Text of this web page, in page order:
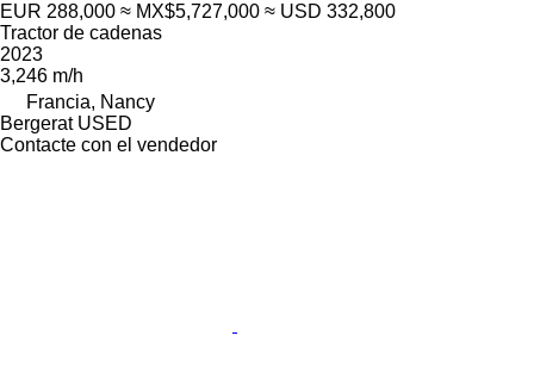
EUR 288,000 ≈ MX$5,727,000 ≈ USD 332,800
Tractor de cadenas
2023
3,246 m/h
Francia, Nancy
Bergerat USED
Contacte con el vendedor